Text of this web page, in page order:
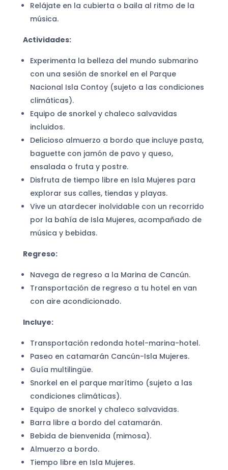
Relájate en la cubierta o baila al ritmo de la
música.
Actividades:
Experimenta la belleza del mundo submarino
con una sesión de snorkel en el Parque
Nacional Isla Contoy (sujeto a las condiciones
climáticas).
Equipo de snorkel y chaleco salvavidas
incluidos.
Delicioso almuerzo a bordo que incluye pasta,
baguette con jamón de pavo y queso,
ensalada o fruta y postre.
Disfruta de tiempo libre en Isla Mujeres para
explorar sus calles, tiendas y playas.
Vive un atardecer inolvidable con un recorrido
por la bahía de Isla Mujeres, acompañado de
música y bebidas.
Regreso:
Navega de regreso a la Marina de Cancún.
Transportación de regreso a tu hotel en van
con aire acondicionado.
Incluye:
Transportación redonda hotel-marina-hotel.
Paseo en catamarán Cancún-Isla Mujeres.
Guía multilingüe.
Snorkel en el parque marítimo (sujeto a las
condiciones climáticas).
Equipo de snorkel y chaleco salvavidas.
Barra libre a bordo del catamarán.
Bebida de bienvenida (mimosa).
Almuerzo a bordo.
Tiempo libre en Isla Mujeres.